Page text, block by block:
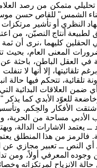
تحليلي متمكن من رصد
الشمس" للقاص حسن
النظري أو تأشير مرتكزات
أنتاج النصيّن، من
كليهما ،نرى أن ثمة
المعنى العام،
في العقل الباطن، باحثة
تلقائيتها، إلا أنها لا
تتحكم فيها حالة
العلاقات البدائية
للعوّد الأبدي كما يذكر
الأفكار والحِكم.
الأدبي مساحة من الحرية،
الاشارات الدالة،
فالرمز من هذا المنطلق
أي النص ــ تعبير مجازي
المعرفي أولاً، ومن
الانزياح لمرتكزاته